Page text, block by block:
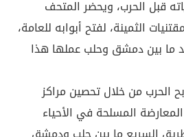
قبل الحرب، ويحضر المتحف
الثمينة، لفتح أبوابه للعامة،
ما بين دمشق وحلب عملها هذا
الحرب من خلال تحصين مراكز
المسلحة في الأحياء